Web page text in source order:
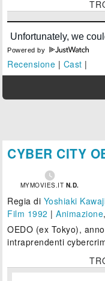
Powered by
Recensione | Cast |
CYBER CITY

MYMOVIES.IT N.D.
Regia di Yoshiaki
Film 1992 |Animazione
OEDO (ex Tokyo),
intraprendenti